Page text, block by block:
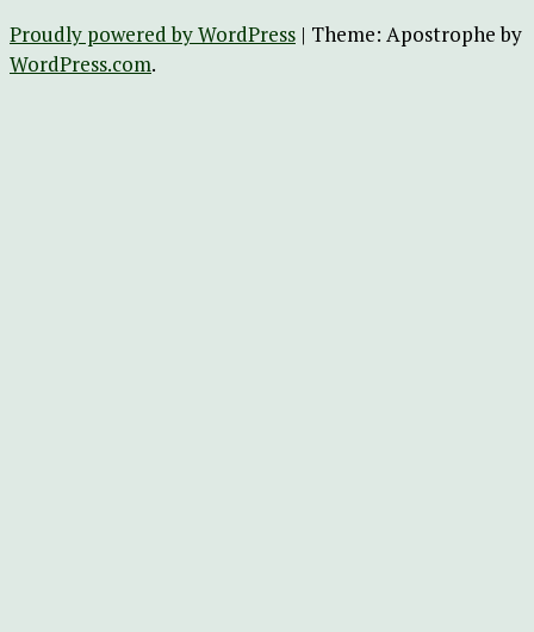
Proudly powered by WordPress | Theme: Apostrophe by
WordPress.com.